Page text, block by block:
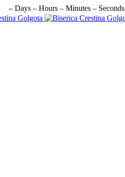
– Days – Hours – Minutes – Seconds